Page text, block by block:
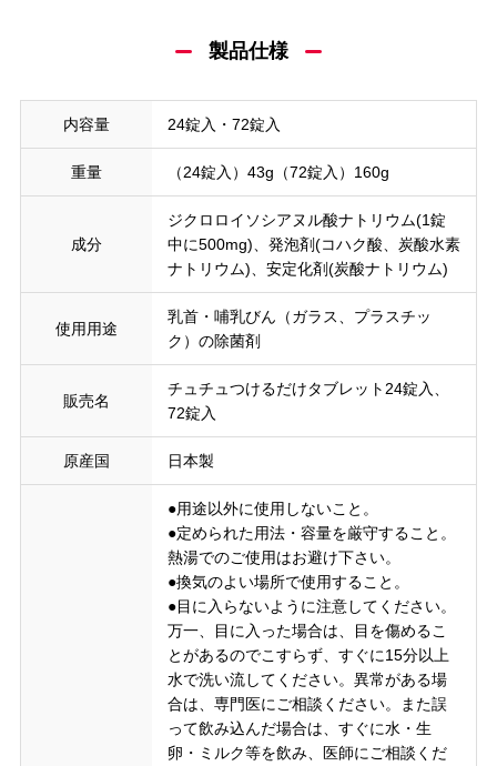
製品仕様
内容量 24錠入・72錠入
重量 （24錠入）43g（72錠入）160g
成分
ジクロロイソシアヌル酸ナトリウム(1錠
中に500mg)、発泡剤(コハク酸、炭酸水素
ナトリウム)、安定化剤(炭酸ナトリウム)
使用用途
乳首・哺乳びん（ガラス、プラスチッ
ク）の除菌剤
販売名
チュチュつけるだけタブレット24錠入、
72錠入
原産国 日本製
●用途以外に使用しないこと。
●定められた用法・容量を厳守すること。
熱湯でのご使用はお避け下さい。
●換気のよい場所で使用すること。
●目に入らないように注意してください。
万一、目に入った場合は、目を傷めるこ
とがあるのでこすらず、すぐに15分以上
水で洗い流してください。異常がある場
合は、専門医にご相談ください。また誤
って飲み込んだ場合は、すぐに水・生
卵・ミルク等を飲み、医師にご相談くだ